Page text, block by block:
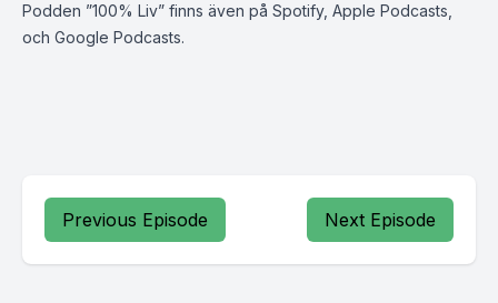
Podden ”100% Liv” finns även på Spotify, Apple Podcasts,
och Google Podcasts.
Previous Episode Next Episode